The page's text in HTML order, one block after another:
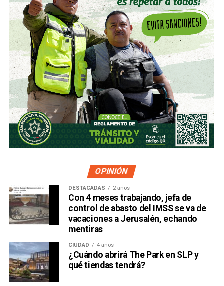
OPINIÓN
DESTACADAS 2 años
Con 4 meses trabajando, jefa de
control de abasto del IMSS se va de
vacaciones a Jerusalén, echando
mentiras
CIUDAD 4 años
¿Cuándo abrirá The Park en SLP y
qué tiendas tendrá?